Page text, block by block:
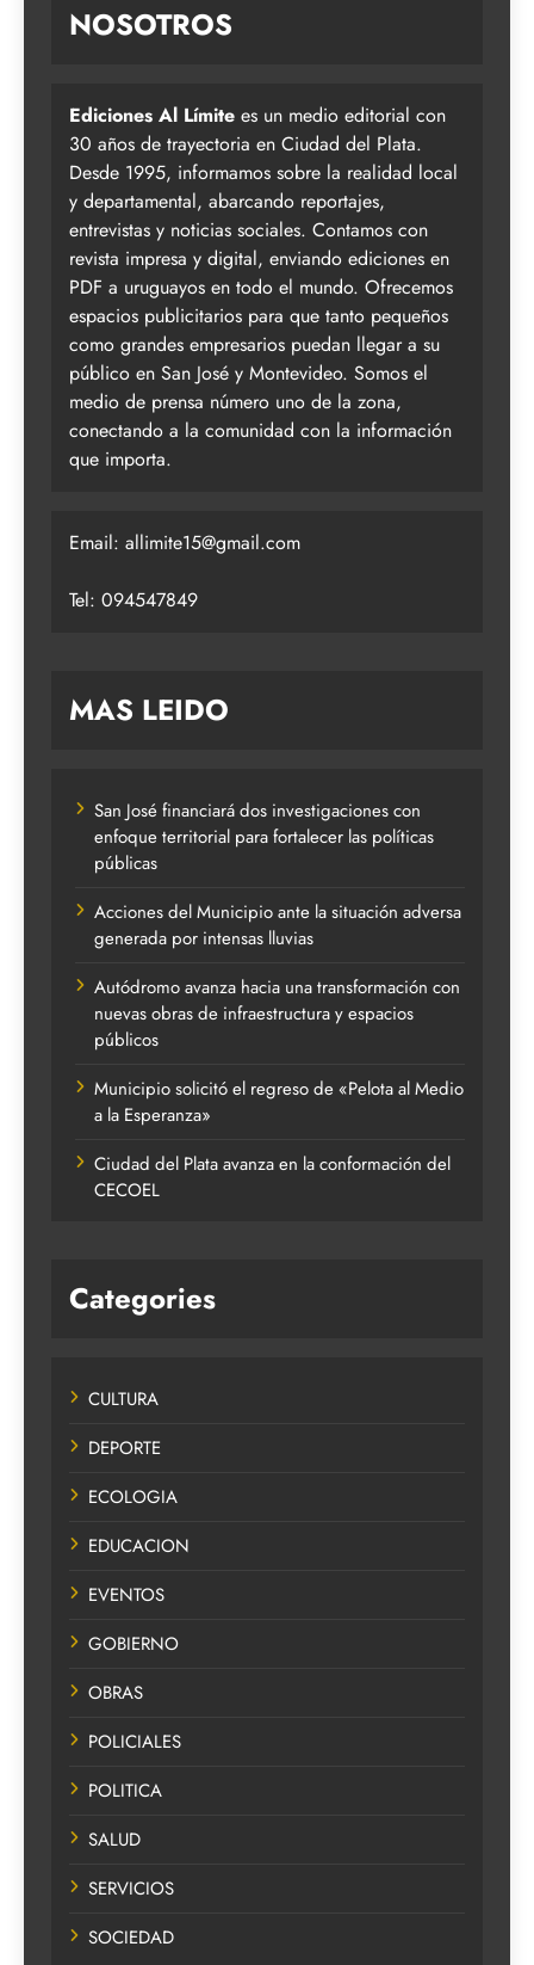
NOSOTROS
Ediciones Al Límite es un medio editorial con
30 años de trayectoria en Ciudad del Plata.
Desde 1995, informamos sobre la realidad local
y departamental, abarcando reportajes,
entrevistas y noticias sociales. Contamos con
revista impresa y digital, enviando ediciones en
PDF a uruguayos en todo el mundo. Ofrecemos
espacios publicitarios para que tanto pequeños
como grandes empresarios puedan llegar a su
público en San José y Montevideo. Somos el
medio de prensa número uno de la zona,
conectando a la comunidad con la información
que importa.
Email: allimite15@gmail.com
Tel: 094547849
MAS LEIDO
San José financiará dos investigaciones con
enfoque territorial para fortalecer las políticas
públicas
Acciones del Municipio ante la situación adversa
generada por intensas lluvias
Autódromo avanza hacia una transformación con
nuevas obras de infraestructura y espacios
públicos
Municipio solicitó el regreso de «Pelota al Medio
a la Esperanza»
Ciudad del Plata avanza en la conformación del
CECOEL
Categories
CULTURA
DEPORTE
ECOLOGIA
EDUCACION
EVENTOS
GOBIERNO
OBRAS
POLICIALES
POLITICA
SALUD
SERVICIOS
SOCIEDAD